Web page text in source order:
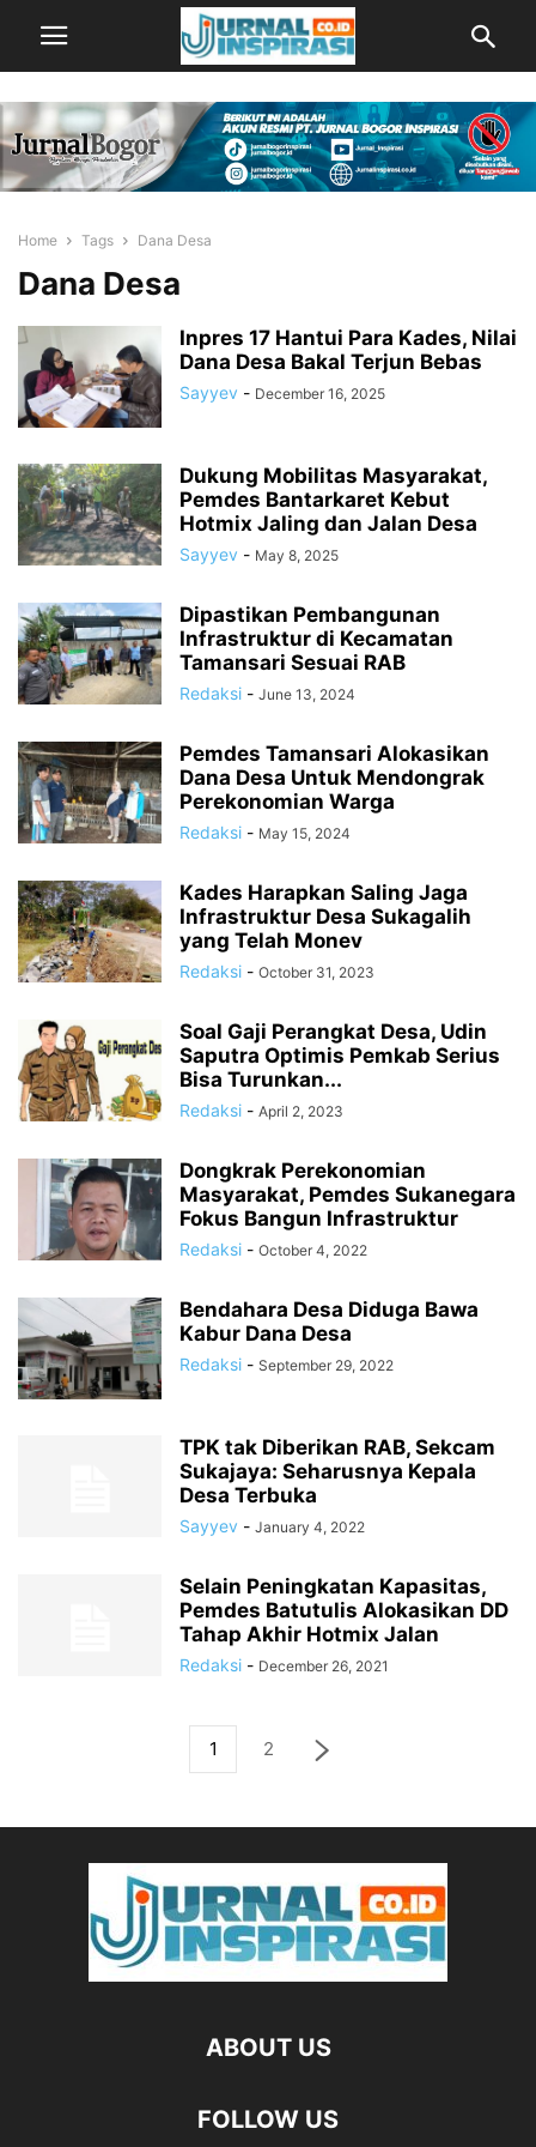
Home Tags Dana Desa
Dana Desa
Inpres 17 Hantui Para Kades, Nilai
Dana Desa Bakal Terjun Bebas
Sayyev - December 16, 2025
Dukung Mobilitas Masyarakat,
Pemdes Bantarkaret Kebut
Hotmix Jaling dan Jalan Desa
Sayyev - May 8, 2025
Dipastikan Pembangunan
Infrastruktur di Kecamatan
Tamansari Sesuai RAB
Redaksi - June 13, 2024
Pemdes Tamansari Alokasikan
Dana Desa Untuk Mendongrak
Perekonomian Warga
Redaksi - May 15, 2024
Kades Harapkan Saling Jaga
Infrastruktur Desa Sukagalih
yang Telah Monev
Redaksi - October 31, 2023
Soal Gaji Perangkat Desa, Udin
Saputra Optimis Pemkab Serius
Bisa Turunkan...
Redaksi - April 2, 2023
Dongkrak Perekonomian
Masyarakat, Pemdes Sukanegara
Fokus Bangun Infrastruktur
Redaksi - October 4, 2022
Bendahara Desa Diduga Bawa
Kabur Dana Desa
Redaksi - September 29, 2022
TPK tak Diberikan RAB, Sekcam
Sukajaya: Seharusnya Kepala
Desa Terbuka
Sayyev - January 4, 2022
Selain Peningkatan Kapasitas,
Pemdes Batutulis Alokasikan DD
Tahap Akhir Hotmix Jalan
Redaksi - December 26, 2021
1 2
ABOUT US
FOLLOW US